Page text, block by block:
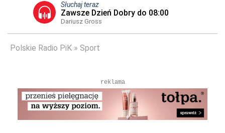
Słuchaj teraz
Zawsze Dzień Dobry do 08:00
Dariusz Gross
Polskie Radio PiK Sport
reklama